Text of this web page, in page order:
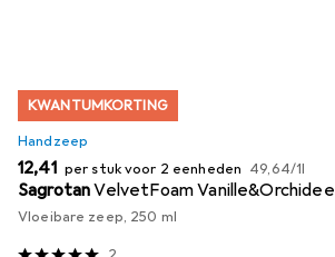
KWANTUMKORTING
Handzeep
EUR
12,41 per stuk voor 2 eenheden EUR
49,64/1l
SagrotanVelvetFoam Vanille&Orchidee
Vloeibare zeep, 250 ml